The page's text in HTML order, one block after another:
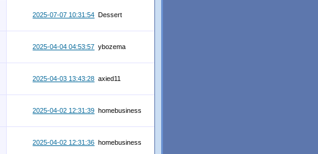
2025-07-07 10:31:54 Dessert
2025-04-04 04:53:57 ybozema
2025-04-03 13:43:28 axied11
2025-04-02 12:31:39 homebusiness
2025-04-02 12:31:36 homebusiness